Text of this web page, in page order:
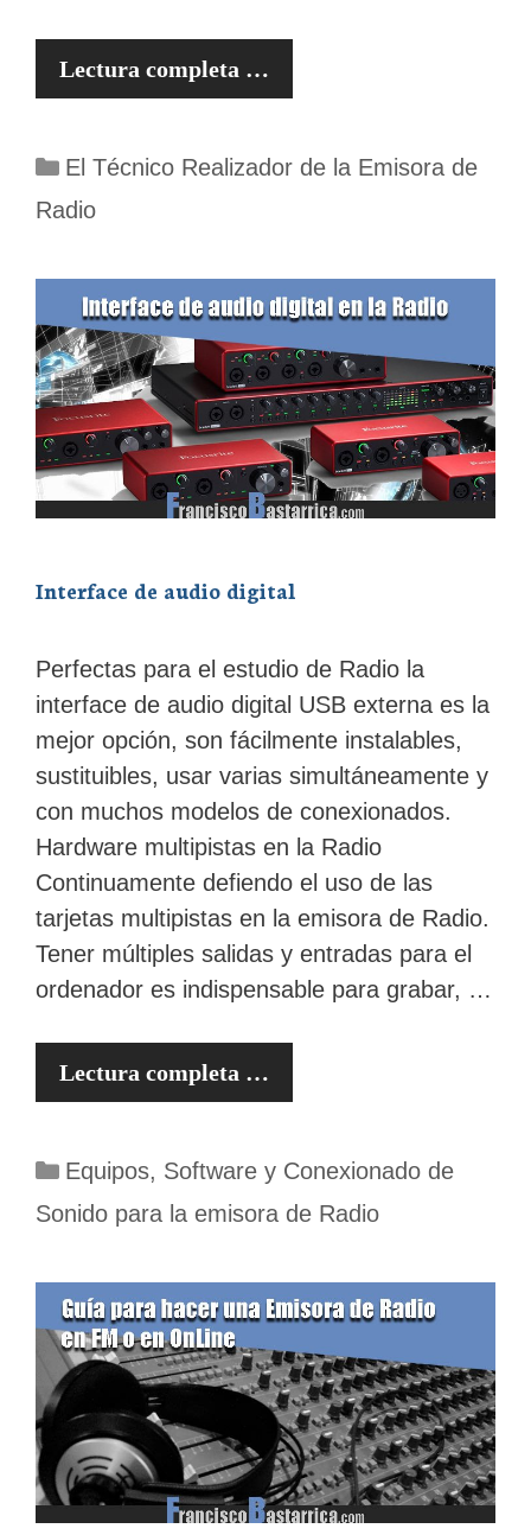
Lectura completa …
Categorías
El Técnico Realizador de la Emisora de
Radio
Interface de audio digital
Perfectas para el estudio de Radio la
interface de audio digital USB externa es la
mejor opción, son fácilmente instalables,
sustituibles, usar varias simultáneamente y
con muchos modelos de conexionados.
Hardware multipistas en la Radio
Continuamente defiendo el uso de las
tarjetas multipistas en la emisora de Radio.
Tener múltiples salidas y entradas para el
ordenador es indispensable para grabar, …
Lectura completa …
Categorías
Equipos, Software y Conexionado de
Sonido para la emisora de Radio